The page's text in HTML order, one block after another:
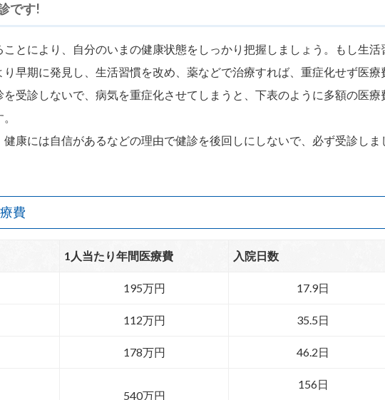
です!
とにより、自分のいまの健康状態をしっかり把握しましょう。もし生活
早期に発見し、生活習慣を改め、薬などで治療すれば、重症化せず医療
受診しないで、病気を重症化させてしまうと、下表のように多額の医療
康には自信があるなどの理由で健診を後回しにしないで、必ず受診しま
費
1人当たり年間医療費 入院日数
195万円 17.9日
112万円 35.5日
178万円 46.2日
540万円
156日